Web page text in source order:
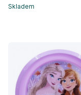
Skladem